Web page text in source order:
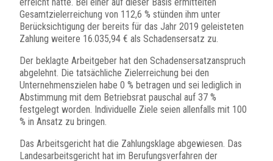
Gesamtzielerreichung von 112,6 % stünden ihm unter
Berücksichtigung der bereits für das Jahr 2019 geleisteten
Zahlung weitere 16.035,94 € als Schadensersatz zu.
Der beklagte Arbeitgeber hat den Schadensersatzanspruch
abgelehnt. Die tatsächliche Zielerreichung bei den
Unternehmenszielen habe 0 % betragen und sei lediglich in
Abstimmung mit dem Betriebsrat pauschal auf 37 %
festgelegt worden. Individuelle Ziele seien allenfalls mit 100
% in Ansatz zu bringen.
Das Arbeitsgericht hat die Zahlungsklage abgewiesen. Das
Landesarbeitsgericht hat im Berufungsverfahren der